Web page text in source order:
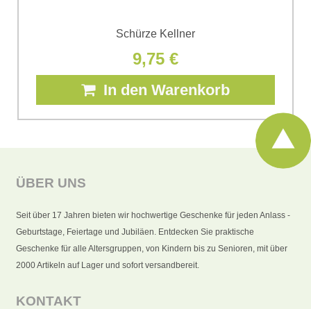
Schürze Kellner
9,75 €
In den Warenkorb
ÜBER UNS
Seit über 17 Jahren bieten wir hochwertige Geschenke für jeden Anlass -
Geburtstage, Feiertage und Jubiläen. Entdecken Sie praktische
Geschenke für alle Altersgruppen, von Kindern bis zu Senioren, mit über
2000 Artikeln auf Lager und sofort versandbereit.
KONTAKT